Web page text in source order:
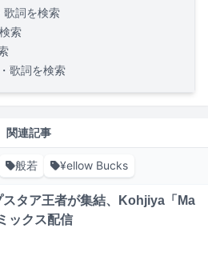
歌詞を検索
索
歌詞を検索
関連記事
般若 ¥ellow Bucks
スタア王者が集結、Kohjiya「Ma
ックス配信